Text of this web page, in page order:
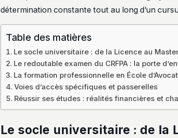
détermination constante tout au long d’un
Table des matières
Le socle universitaire : de la Licence au
Le redoutable examen du CRFPA : la porte
La formation professionnelle en École
Voies d’accès spécifiques et passerelles
Réussir ses études : réalités financières et
Le socle universitaire : de la